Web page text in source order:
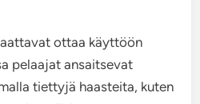
ottaa käyttöön
pelaajat ansaitsevat
tiettyjä haasteita, kuten